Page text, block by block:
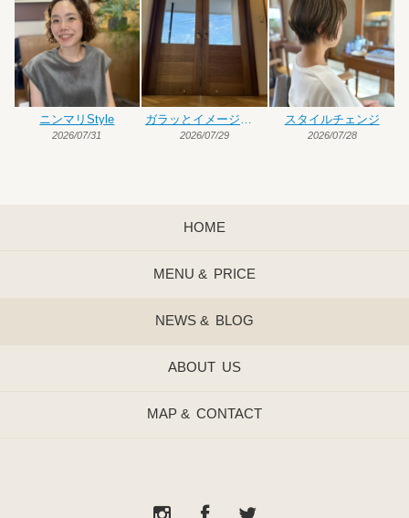
ニンマリStyle
2026/07/31 2026/07/29
スタイルチェンジ
2026/07/28
HOME
MENU & PRICE
NEWS & BLOG
ABOUT US
MAP & CONTACT